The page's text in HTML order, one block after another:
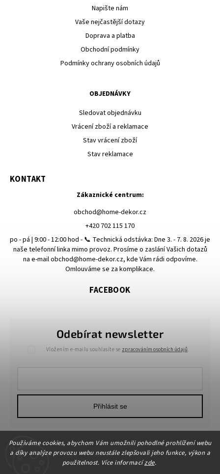
Používáme cookies, abychom Vám umožnili pohodlné prohlížení webu
a díky analýze provozu webu neustále zlepšovali jeho funkce, výkon a
použitelnost. Více informacízde.
Napište nám
Vaše nejčastější dotazy
Doprava a platba
Obchodní podmínky
Podmínky ochrany osobních údajů
OBJEDNÁVKY
Sledovat objednávku
Vrácení zboží a reklamace
Stav vrácení zboží
Stav reklamace
Odebírat newsletter
Vložením e-mailu souhlasíte se zpracováním osobních údajů.
Přihlásit se
KONTAKT
Zákaznické centrum:
obchod@home-dekor.cz
+420 702 115 170
po - pá | 9:00 - 12:00 hod - 📞 Technická odstávka: Dne 3. - 7. 8. 2026 je
naše telefonní linka mimo provoz. Prosíme o zaslání Vašich dotazů
na e-mail obchod@home-dekor.cz, kde Vám rádi odpovíme.
Omlouváme se za komplikace.
FACEBOOK